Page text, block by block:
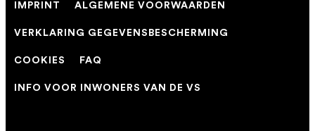
IMPRINT ALGEMENE VOORWAARDEN
VERKLARING GEGEVENSBESCHERMING
COOKIES FAQ
INFO VOOR INWONERS VAN DE VS